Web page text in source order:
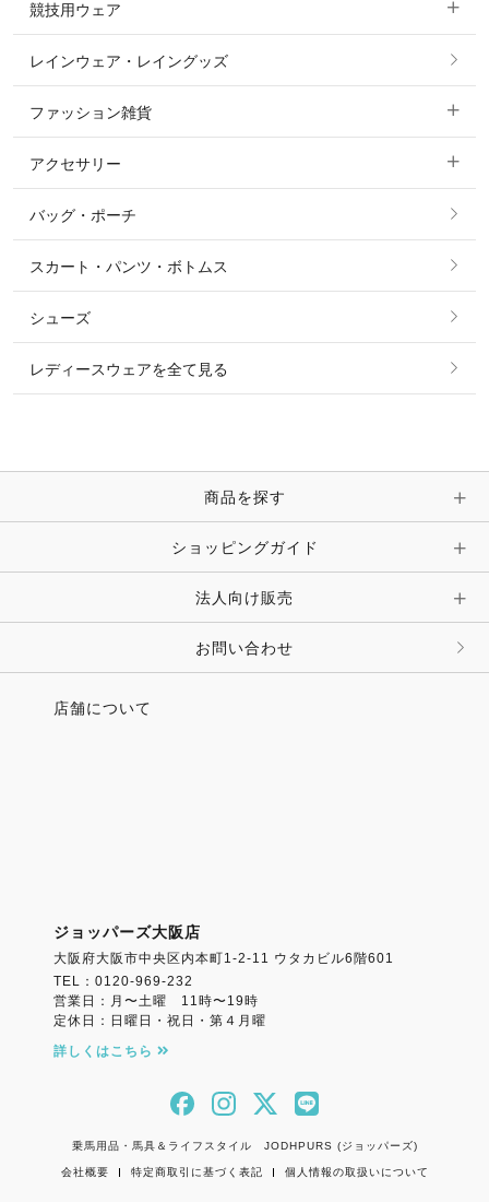
カットソー・Tシャツ・タンクトップ
パーカー・トレーナー・スウェット
ニット・セーター
シャツ・ブラウス・ワンピース
コート
ジャケット・ブルゾン
その他 アウター
競技用ウェア
すべての競技用ウェア
ショージャケット
ショーシャツ
レインウェア・レイングッズ
ファッション雑貨
すべてのファッション雑貨
ソックス
ベルト
マフラー・スカーフ・ストール・スヌード
時計・財布・キーケース・革小物
キーホルダー・チャーム・ストラップ
アクセサリー
すべてのアクセサリー
リング
ピアス・イヤリング
ピン・ブローチ・コサージュ
その他 アクセサリー
バッグ・ポーチ
スカート・パンツ・ボトムス
シューズ
レディースウェアを全て見る
商品を探す
ショッピングガイド
法人向け販売
お問い合わせ
店舗について
ジョッパーズ大阪店
大阪府大阪市中央区内本町1-2-11 ウタカビル6階601
TEL：0120-969-232
営業日：月〜土曜 11時〜19時
定休日：日曜日・祝日・第４月曜
詳しくはこちら
乗馬用品・馬具＆ライフスタイル JODHPURS (ジョッパーズ)
会社概要 特定商取引に基づく表記 個人情報の取扱いについて